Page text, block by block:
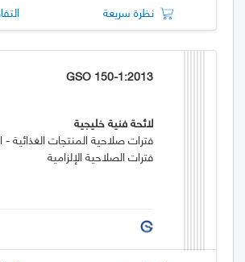
نظرة سريعة
GSO 150-1:2013
لائحة فنية خليجية
فترات صلاحية المنتجات الغذائية -
فترات الصلاحية الإلزامية